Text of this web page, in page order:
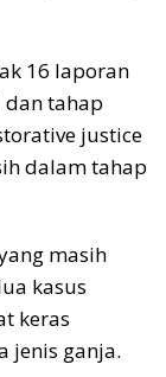
16 laporan
dan tahap
justice
dalam tahap
masih
kasus
keras
jenis ganja.